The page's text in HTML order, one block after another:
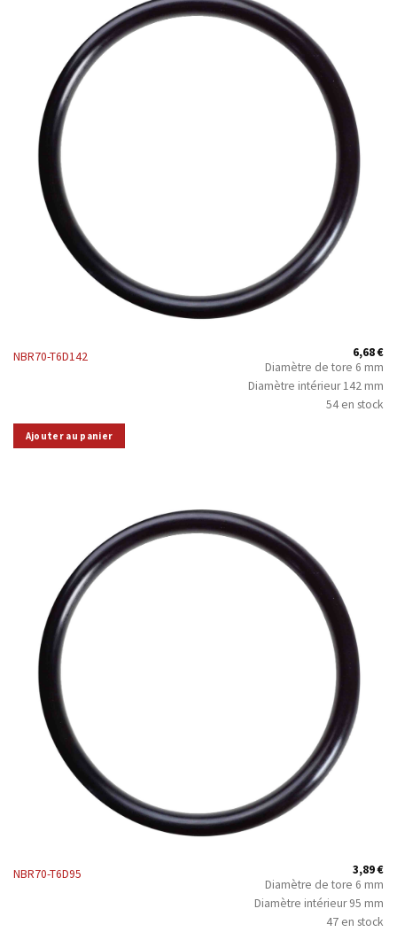
NBR70-T6D142 6,68€
Diamètre de tore 6 mm
Diamètre intérieur 142 mm
54 en stock
Ajouter au panier
NBR70-T6D95 3,89€
Diamètre de tore 6 mm
Diamètre intérieur 95 mm
47 en stock